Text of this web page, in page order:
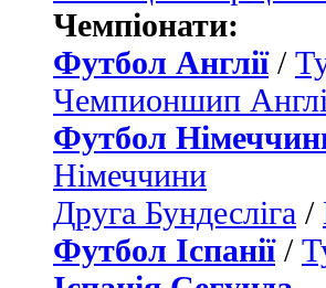
Чемпіонати:
Футбол Англії/
Чемпионшип
Футбол
Німеччини
Друга Бундесліга /
Футбол Іспанії/